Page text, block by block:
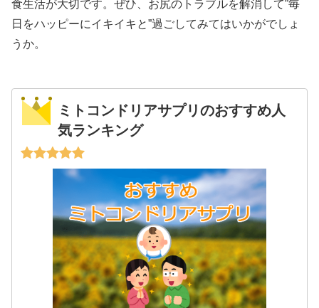
食生活が大切です。ぜひ、お尻のトラブルを解消して”毎
日をハッピーにイキイキと”過ごしてみてはいかがでしょ
うか。
ミトコンドリアサプリのおすすめ人
気ランキング